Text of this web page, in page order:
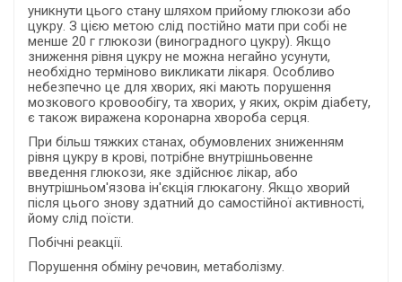
уникнути цього стану шляхом прийому глюкози або
цукру. З цією метою слід постійно мати при собі не
менше 20 г глюкози (виноградного цукру). Якщо
зниження рівня цукру не можна негайно усунути,
необхідно терміново викликати лікаря. Особливо
небезпечно це для хворих, які мають порушення
мозкового кровообігу, та хворих, у яких, окрім діабету,
є також виражена коронарна хвороба серця.
При більш тяжких станах, обумовлених зниженням
рівня цукру в крові, потрібне внутрішньовенне
введення глюкози, яке здійснює лікар, або
внутрішньом'язова ін'єкція глюкагону. Якщо хворий
після цього знову здатний до самостійної активності,
йому слід поїсти.
Побічні реакції.
Порушення обміну речовин, метаболізму.